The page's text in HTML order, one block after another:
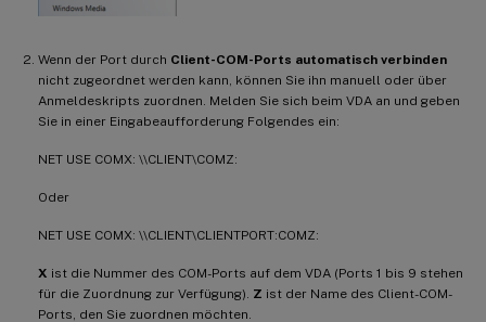
Wenn der Port durch Client-COM-Ports automatisch verbinden
nicht zugeordnet werden kann, können Sie ihn manuell oder über
Anmeldeskripts zuordnen. Melden Sie sich beim VDA an und geben
Sie in einer Eingabeaufforderung Folgendes ein:
NET USE COMX: \\CLIENT\COMZ:
Oder
NET USE COMX: \\CLIENT\CLIENTPORT:COMZ:
X ist die Nummer des COM-Ports auf dem VDA (Ports 1 bis 9 stehen
für die Zuordnung zur Verfügung). Z ist der Name des Client-COM-
Ports, den Sie zuordnen möchten.